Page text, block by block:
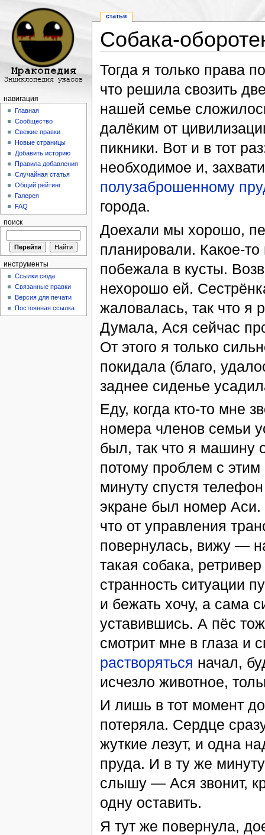
Собака-
Тогда я только права
что решила свозить
нашей семье
далёким от
пикники. Вот и в тот
необходимое и,
полузаброшенному
города.
Доехали мы хорошо,
планировали. Какое-
побежала в кусты.
нехорошо ей.
жаловалась, так что я
Думала, Ася сейчас
От этого я только
покидала (благо,
заднее сиденье
Еду, когда кто-то мне
номера членов семьи
был, так что я машину
потому проблем с этим
минуту спустя
экране был номер Аси.
что от управления
повернулась, вижу —
такая собака,
странность ситуации
и бежать хочу, а сама
уставившись. А пёс
смотрит мне в глаза и
растворяться начал,
исчезло животное,
И лишь в тот момент
потеряла. Сердце
жуткие лезут, и одна
пруда. И в ту же
слышу — Ася звонит,
одну оставить.
Я тут же повернула,
статья
навигация
Главная
Сообщество
Свежие правки
Новые страницы
Добавить историю
Правила добавления
Случайная статья
Общий рейтинг
Галерея
FAQ
поиск
инструменты
Ссылки сюда
Связанные правки
Версия для печати
Постоянная ссылка